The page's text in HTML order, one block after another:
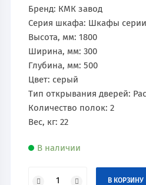
Бренд: КМК завод
Серия шкафа: Шкафы серии
Высота, мм: 1800
Ширина, мм: 300
Глубина, мм: 500
Цвет: серый
Тип открывания дверей:
Количество полок: 2
Вес, кг: 22
В наличии
В КОРЗИНУ